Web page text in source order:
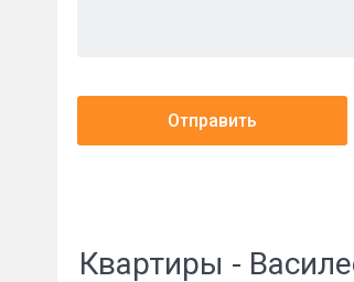
Отправить
Квартиры -